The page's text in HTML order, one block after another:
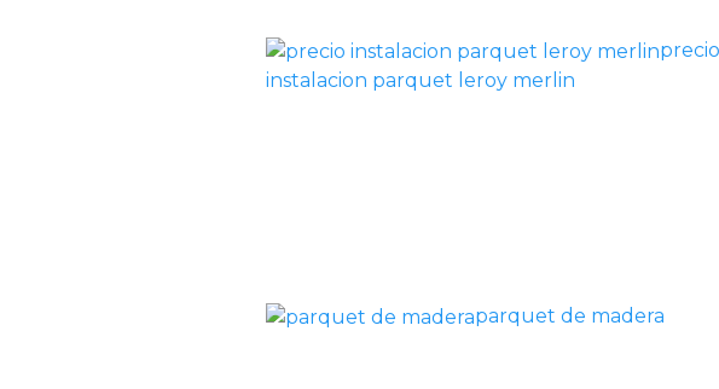
precio
instalacion parquet leroy merlin
parquet de madera